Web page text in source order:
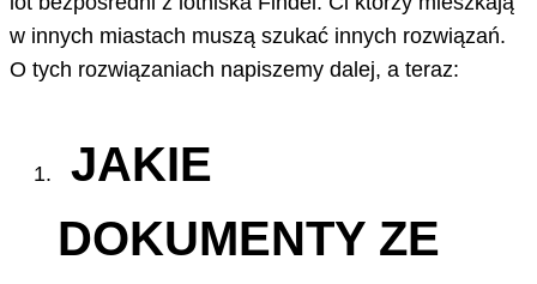
w innych miastach muszą szukać innych rozwiązań.
O tych rozwiązaniach napiszemy dalej, a teraz:
JAKIE
DOKUMENTY ZE